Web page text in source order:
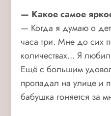
— Какое самое
— Когда я думаю о
часа три. Мне до сих
количествах... Я
Ещё с большим
пропадал на улице и
бабушка гоняется за